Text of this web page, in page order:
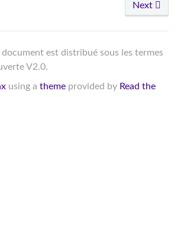
Next
est distribué sous les termes
V2.0.
using a themeprovided by Read the